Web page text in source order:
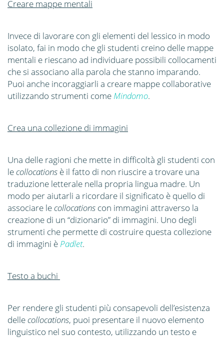
Creare mappe mentali
Invece di lavorare con gli elementi del lessico in modo
isolato, fai in modo che gli studenti creino delle mappe
mentali e riescano ad individuare possibili collocamenti
che si associano alla parola che stanno imparando.
Puoi anche incoraggiarli a creare mappe collaborative
utilizzando strumenti come Mindomo.
Crea una collezione di immagini
Una delle ragioni che mette in difficoltà gli studenti con
lecollocations è il fatto di non riuscire a trovare una
traduzione letterale nella propria lingua madre. Un
modo per aiutarli a ricordare il significato è quello di
associare lecollocations con immagini attraverso la
creazione di un “dizionario” di immagini. Uno degli
strumenti che permette di costruire questa collezione
di immagini è Padlet.
Testo a buchi
Per rendere gli studenti più consapevoli dell’esistenza
dellecollocations, puoi presentare il nuovo elemento
linguistico nel suo contesto, utilizzando un testo e